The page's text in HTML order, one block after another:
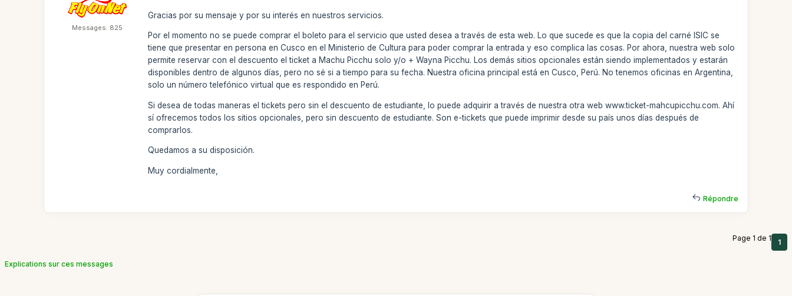
Messages: 825
Gracias por su mensaje y por su interés en nuestros servicios.
Por el momento no se puede comprar el boleto para el servicio que usted desea a través de esta web. Lo que sucede es que la copia del carné ISIC se
tiene que presentar en persona en Cusco en el Ministerio de Cultura para poder comprar la entrada y eso complica las cosas. Por ahora, nuestra web solo
permite reservar con el descuento el ticket a Machu Picchu solo y/o + Wayna Picchu. Los demás sitios opcionales están siendo implementados y estarán
disponibles dentro de algunos días, pero no sé si a tiempo para su fecha. Nuestra oficina principal está en Cusco, Perú. No tenemos oficinas en Argentina,
solo un número telefónico virtual que es respondido en Perú.
Si desea de todas maneras el tickets pero sin el descuento de estudiante, lo puede adquirir a través de nuestra otra web www.ticket-mahcupicchu.com. Ahí
sí ofrecemos todos los sitios opcionales, pero sin descuento de estudiante. Son e-tickets que puede imprimir desde su país unos días después de
comprarlos.
Quedamos a su disposición.
Muy cordialmente,
Répondre
Page 1 de 1 1
Explications sur ces messages